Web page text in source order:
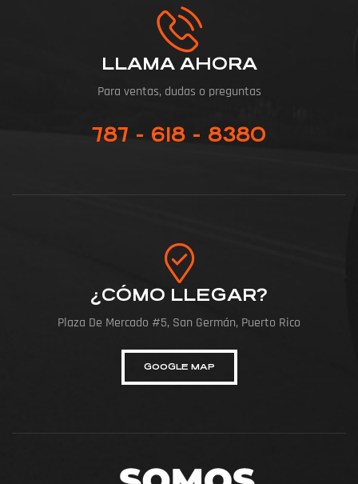
LLAMA AHORA
Para ventas, dudas o preguntas
787 - 618 - 8380
¿CÓMO LLEGAR?
Plaza De Mercado #5, San Germán, Puerto Rico
GOOGLE MAP